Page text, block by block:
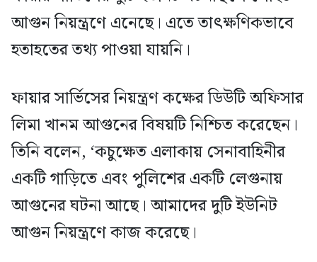
আগুন নিয়ন্ত্রণে এনেছে। এতে তাৎক্ষণিকভাবে
হতাহতের তথ্য পাওয়া যায়নি।
ফায়ার সার্ভিসের নিয়ন্ত্রণ কক্ষের ডিউটি অফিসার
লিমা খানম আগুনের বিষয়টি নিশ্চিত করেছেন।
তিনি বলেন, ‘কচুক্ষেত এলাকায় সেনাবাহিনীর
একটি গাড়িতে এবং পুলিশের একটি লেগুনায়
আগুনের ঘটনা আছে। আমাদের দুটি ইউনিট
আগুন নিয়ন্ত্রণে কাজ করেছে।